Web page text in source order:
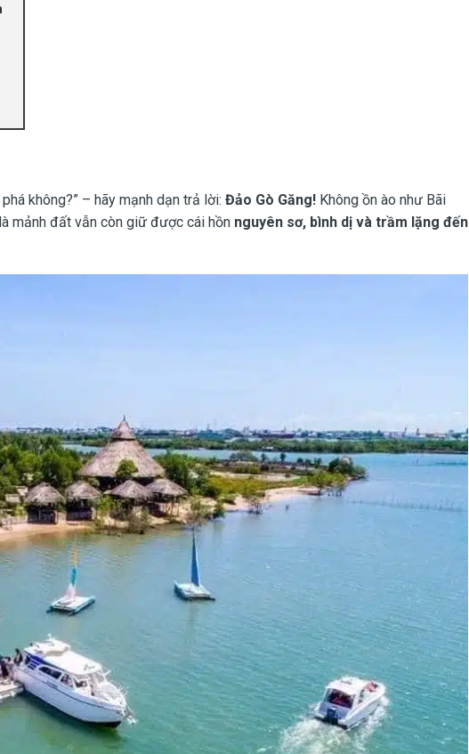
không?” – hãy mạnh dạn trả lời: Đảo Gò Găng! Không ồn ào như Bãi
là mảnh đất vẫn còn giữ được cái hồn nguyên sơ, bình dị và trầm lặng đến